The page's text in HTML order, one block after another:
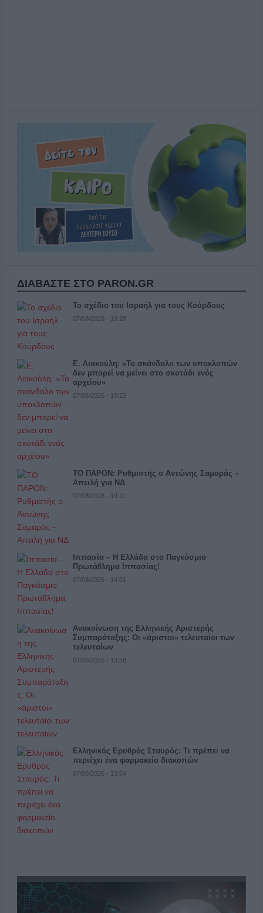
ΔΙΑΒΑΣΤΕ ΣΤΟ PARON.GR
Το σχέδιο του Ισραήλ για τους Κούρδους
07/08/2026 - 19:28
Ε. Λιακούλη: «Το σκάνδαλο των υποκλοπών
δεν μπορεί να μείνει στο σκοτάδι ενός
αρχείου»
07/08/2026 - 19:22
ΤΟ ΠΑΡΟΝ: Ρυθμιστής ο Αντώνης Σαμαράς –
Απειλή για ΝΔ
07/08/2026 - 19:11
Ιππασία – Η Ελλάδα στο Παγκόσμιο
Πρωτάθλημα Ιππασίας!
07/08/2026 - 14:01
Ανακοίνωση της Ελληνικής Αριστερής
Συμπαράταξης: Οι «άριστοι» τελευταίοι των
τελευταίων
07/08/2026 - 13:58
Ελληνικός Ερυθρός Σταυρός: Τι πρέπει να
περιέχει ένα φαρμακείο διακοπών
07/08/2026 - 13:54